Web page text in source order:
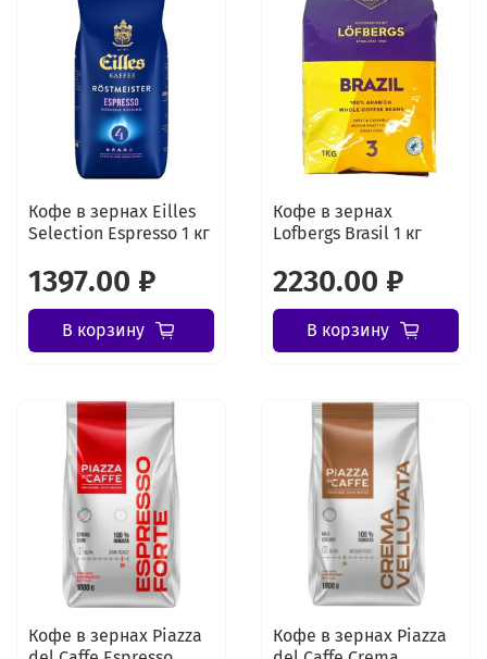
Кофе в зернах Eilles
Selection Espresso 1 кг
1397.00 ₽
В корзину
Кофе в зернах
Lofbergs Brasil 1 кг
2230.00 ₽
В корзину
Кофе в зернах Piazza
Кофе в зернах Piazza